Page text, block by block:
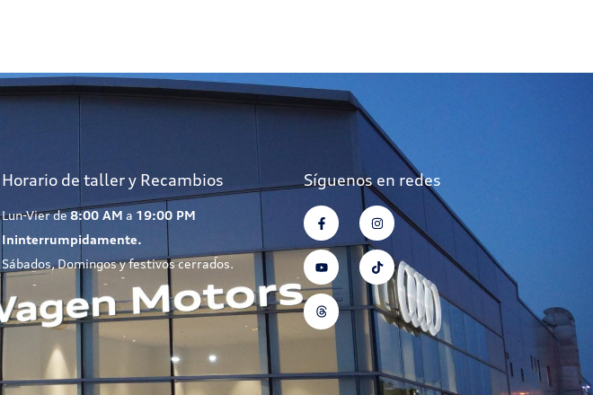
Horario de taller y Recambios
Lun-Vier de8:00 AM a 19:00 PM
Ininterrumpidamente.
Sábados, Domingos y festivos cerrados.
Síguenos en redes